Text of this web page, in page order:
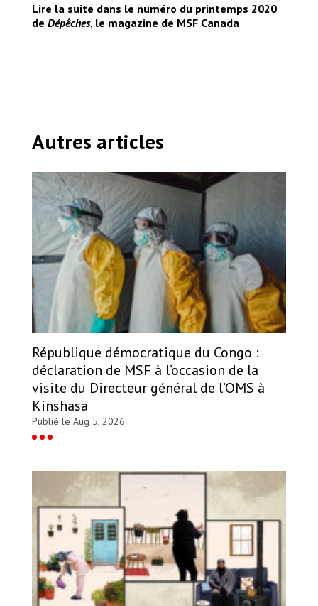
Lire la suite dans le numéro du printemps 2020
de Dépêches, le magazine de MSF Canada
Autres articles
République démocratique du Congo :
déclaration de MSF à l’occasion de la
visite du Directeur général de l’OMS à
Kinshasa
Publié le Aug 5, 2026